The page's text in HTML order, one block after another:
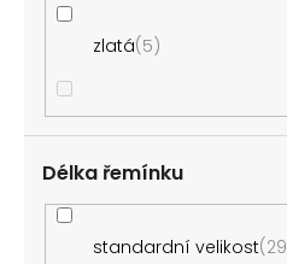
zlatá 5
Délka řemínku
standardní velikost 29